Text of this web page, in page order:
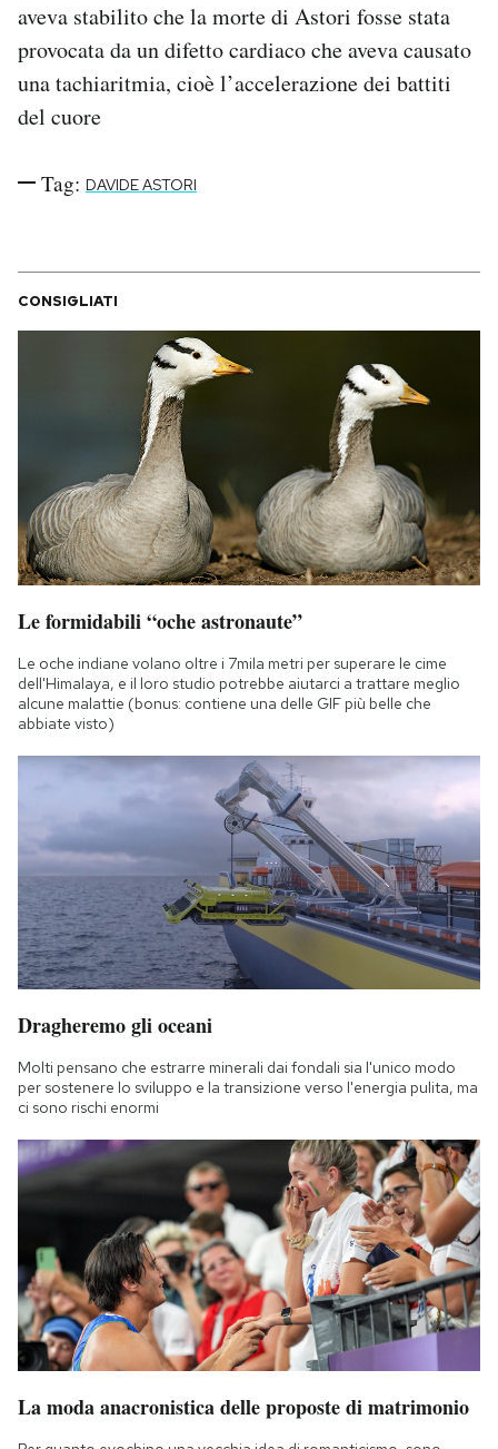
Hai bisogno di aiuto?
Esci
aveva stabilito che la morte di Astori fosse stata
provocata da un difetto cardiaco che aveva causato
una tachiaritmia, cioè l’accelerazione dei battiti
del cuore
Tag: DAVIDE ASTORI
CONSIGLIATI
Le formidabili “oche astronaute”
Le oche indiane volano oltre i 7mila metri per superare le cime
dell'Himalaya, e il loro studio potrebbe aiutarci a trattare meglio
alcune malattie (bonus: contiene una delle GIF più belle che
abbiate visto)
Dragheremo gli oceani
Molti pensano che estrarre minerali dai fondali sia l'unico modo
per sostenere lo sviluppo e la transizione verso l'energia pulita, ma
ci sono rischi enormi
La moda anacronistica delle proposte di matrimonio